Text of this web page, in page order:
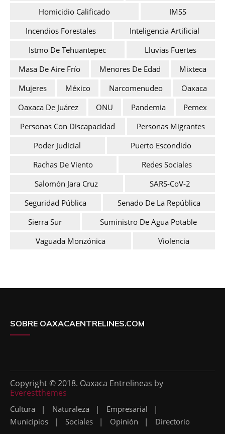
Homicidio Calificado
IMSS
Incendios Forestales
Inteligencia Artificial
Istmo De Tehuantepec
Lluvias Fuertes
Masa De Aire Frío
Menores De Edad
Mixteca
Mujeres
México Narcomenudeo
Oaxaca
Oaxaca De Juárez
ONU Pandemia
Pemex
Personas Con Discapacidad
Personas Migrantes
Poder Judicial
Puerto Escondido
Rachas De Viento
Redes Sociales
Salomón Jara Cruz
SARS-CoV-2
Seguridad Pública
Senado De La República
Sierra Sur
Suministro De Agua Potable
Vaguada Monzónica
Violencia
SOBRE OAXACAENTRELINES.COM
Copyright © 2018. Oaxaca Entrelineas by
Everestthemes
Cultura Naturaleza
Empresarial
Municipios
Sociales Opinión Directorio